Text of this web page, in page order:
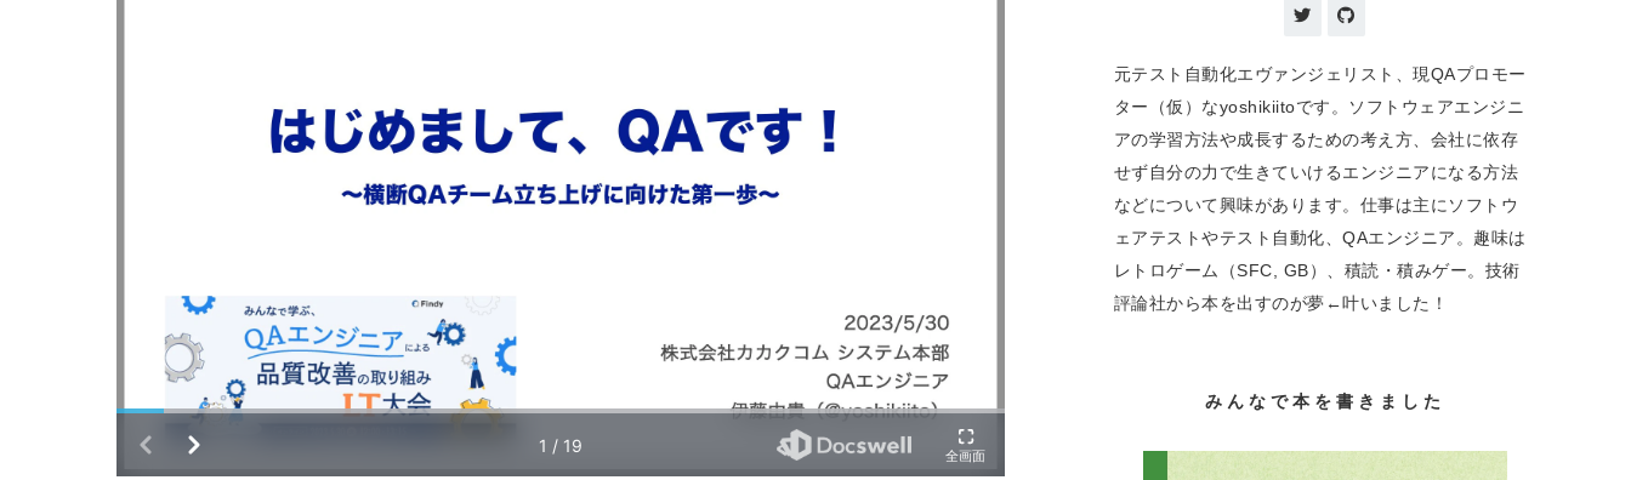
元テスト自動化エヴァンジェリスト、現QAプロモー
ター（仮）なyoshikiitoです。ソフトウェアエンジニ
アの学習方法や成長するための考え方、会社に依存
せず自分の力で生きていけるエンジニアになる方法
などについて興味があります。仕事は主にソフトウ
ェアテストやテスト自動化、QAエンジニア。趣味は
レトロゲーム（SFC, GB）、積読・積みゲー。技術
評論社から本を出すのが夢←叶いました！
みんなで本を書きました